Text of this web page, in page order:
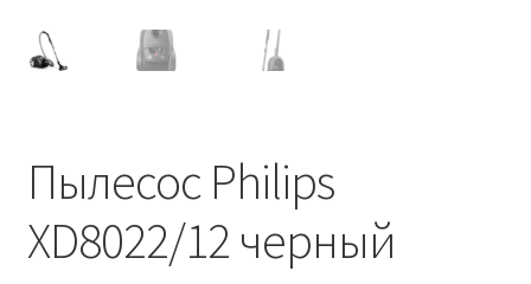
Пылесос Philips
XD8022/12 черный